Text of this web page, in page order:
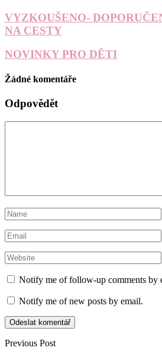
VYZKOUŠENO-
NA CESTY
NOVINKY PRO DĚTI
Žádné komentáře
Odpovědět
Notify me of follow-up comments by
Notify me of new posts by email.
Previous Post